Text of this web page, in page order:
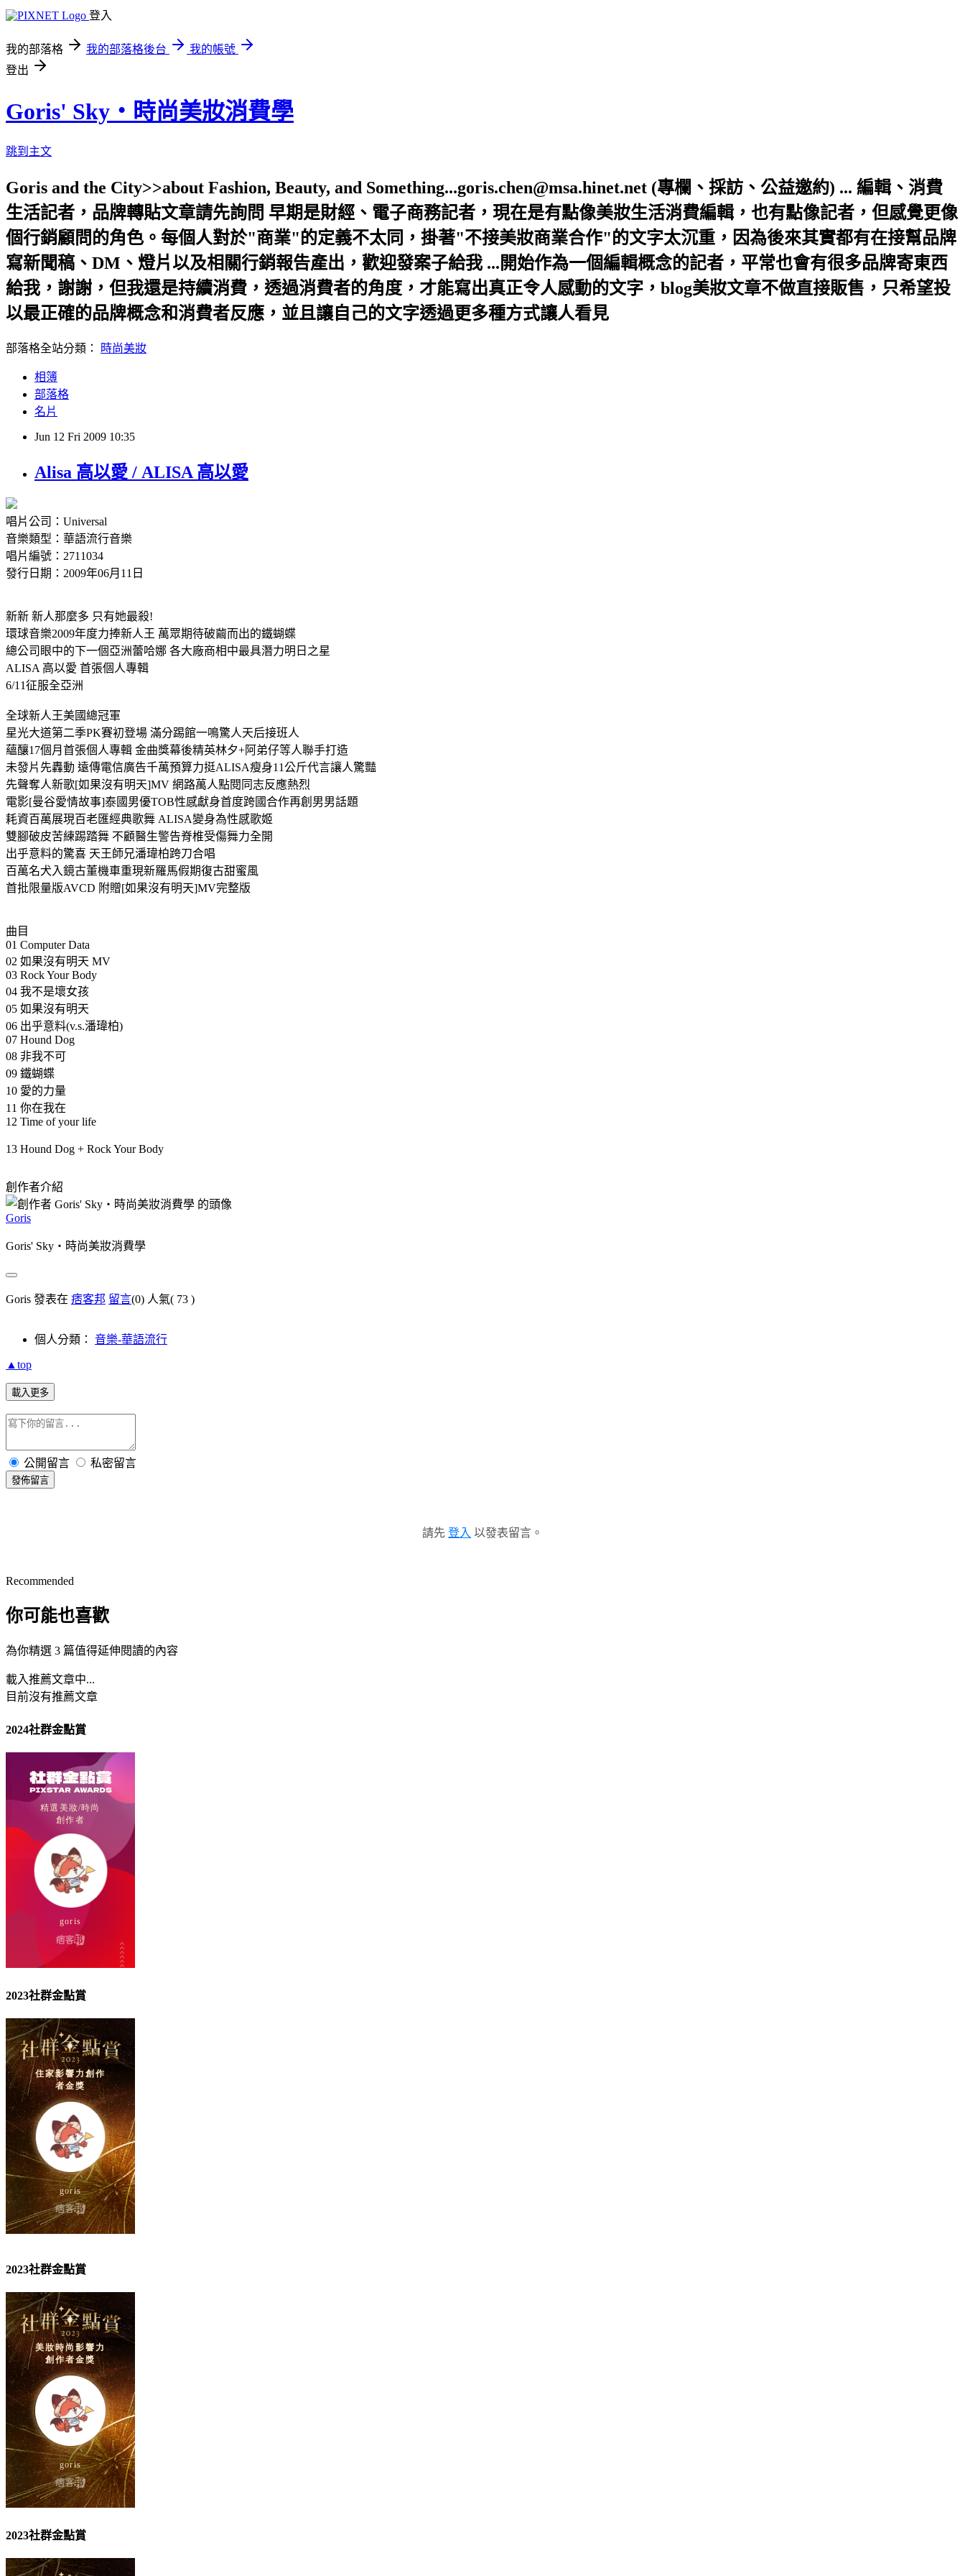
登入
我的部落格 我的部落格後台
我的帳號
登出
Goris' Sky‧時尚美妝消費學
跳到主文
Goris and the City>>about Fashion, Beauty, and Something...goris.chen@msa.hinet.net (專欄、採訪、公益邀約) ... 編輯、消費
生活記者，品牌轉貼文章請先詢問 早期是財經、電子商務記者，現在是有點像美妝生活消費編輯，也有點像記者，但感覺更像
個行銷顧問的角色。每個人對於"商業"的定義不太同，掛著"不接美妝商業合作"的文字太沉重，因為後來其實都有在接幫品牌
寫新聞稿、DM、燈片以及相關行銷報告產出，歡迎發案子給我 ...開始作為一個編輯概念的記者，平常也會有很多品牌寄東西
給我，謝謝，但我還是持續消費，透過消費者的角度，才能寫出真正令人感動的文字，blog美妝文章不做直接販售，只希望投
以最正確的品牌概念和消費者反應，並且讓自己的文字透過更多種方式讓人看見
部落格全站分類： 時尚美妝
相簿
部落格
名片
Jun 12 Fri 2009 10:35
Alisa 高以愛 / ALISA 高以愛
唱片公司：Universal
音樂類型：華語流行音樂
唱片編號：2711034
發行日期：2009年06月11日
新新 新人那麼多 只有她最殺!
環球音樂2009年度力捧新人王 萬眾期待破繭而出的鐵蝴蝶
總公司眼中的下一個亞洲蕾哈娜 各大廠商相中最具潛力明日之星
ALISA 高以愛 首張個人專輯
6/11征服全亞洲
全球新人王美國總冠軍
星光大道第二季PK賽初登場 滿分踢館一鳴驚人天后接班人
蘊釀17個月首張個人專輯 金曲獎幕後精英林夕+阿弟仔等人聯手打造
未發片先轟動 遠傳電信廣告千萬預算力挺ALISA瘦身11公斤代言讓人驚豔
先聲奪人新歌[如果沒有明天]MV 網路萬人點閱同志反應熱烈
電影[曼谷愛情故事]泰國男優TOB性感獻身首度跨國合作再創男男話題
耗資百萬展現百老匯經典歌舞 ALISA變身為性感歌姬
雙腳破皮苦練踢踏舞 不顧醫生警告脊椎受傷舞力全開
出乎意料的驚喜 天王師兄潘瑋柏跨刀合唱
百萬名犬入鏡古董機車重現新羅馬假期復古甜蜜風
首批限量版AVCD 附贈[如果沒有明天]MV完整版
曲目
01 Computer Data
02 如果沒有明天 MV
03 Rock Your Body
04 我不是壞女孩
05 如果沒有明天
06 出乎意料(v.s.潘瑋柏)
07 Hound Dog
08 非我不可
09 鐵蝴蝶
10 愛的力量
11 你在我在
12 Time of your life
13 Hound Dog + Rock Your Body
創作者介紹
Goris
Goris' Sky‧時尚美妝消費學
Goris 發表在 痞客邦 留言(0) 人氣( 73 )
個人分類： 音樂-華語流行
▲top
載入更多
公開留言 私密留言
發佈留言
請先 登入 以發表留言。
Recommended
你可能也喜歡
為你精選 3 篇值得延伸閱讀的內容
載入推薦文章中...
目前沒有推薦文章
2024社群金點賞
2023社群金點賞
2023社群金點賞
2023社群金點賞